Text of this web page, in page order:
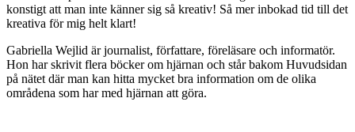
konstigt att man inte känner sig så kreativ! Så mer inbokad tid till det
kreativa för mig helt klart!
Gabriella Wejlid är journalist, författare, föreläsare och informatör.
Hon har skrivit flera böcker om hjärnan och står bakom Huvudsidan
på nätet där man kan hitta mycket bra information om de olika
områdena som har med hjärnan att göra.